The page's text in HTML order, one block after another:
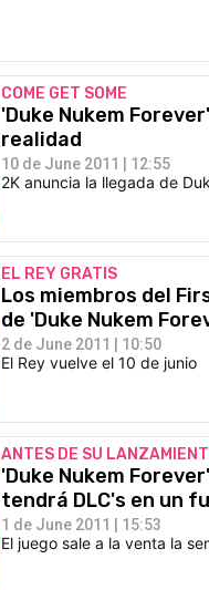
COME GET SOME
'Duke Nukem
realidad
10 de June 2011 | 12:55
2K anuncia la llegada de
EL REY GRATIS
Los miembros del
de 'Duke Nukem
2 de June 2011 | 10:50
El Rey vuelve el 10 de junio
ANTES DE SU
'Duke Nukem
tendrá DLC's en un
1 de June 2011 | 15:53
El juego sale a la venta la